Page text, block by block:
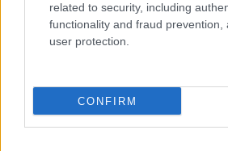
related to security, including
functionality and fraud prevention,
user protection.
CONFIRM